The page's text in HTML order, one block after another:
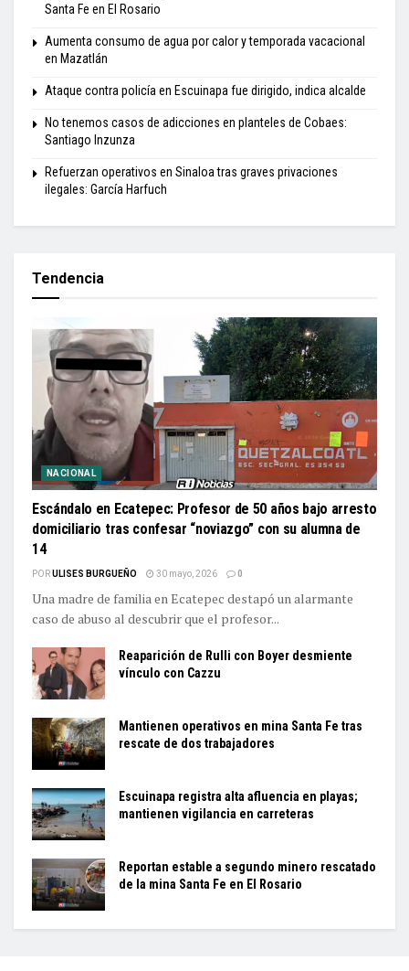
Santa Fe en El Rosario
Aumenta consumo de agua por calor y temporada vacacional
en Mazatlán
Ataque contra policía en Escuinapa fue dirigido, indica alcalde
No tenemos casos de adicciones en planteles de Cobaes:
Santiago Inzunza
Refuerzan operativos en Sinaloa tras graves privaciones
ilegales: García Harfuch
Tendencia
NACIONAL
Escándalo en Ecatepec: Profesor de 50 años bajo arresto
domiciliario tras confesar “noviazgo” con su alumna de
14
PORULISES BURGUEÑO 30 mayo, 2026 0
Una madre de familia en Ecatepec destapó un alarmante
caso de abuso al descubrir que el profesor...
Reaparición de Rulli con Boyer desmiente
vínculo con Cazzu
Mantienen operativos en mina Santa Fe tras
rescate de dos trabajadores
Escuinapa registra alta afluencia en playas;
mantienen vigilancia en carreteras
Reportan estable a segundo minero rescatado
de la mina Santa Fe en El Rosario